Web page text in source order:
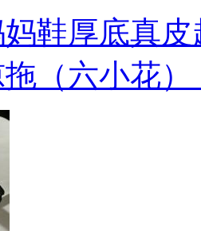
鞋厚底真
（六小花